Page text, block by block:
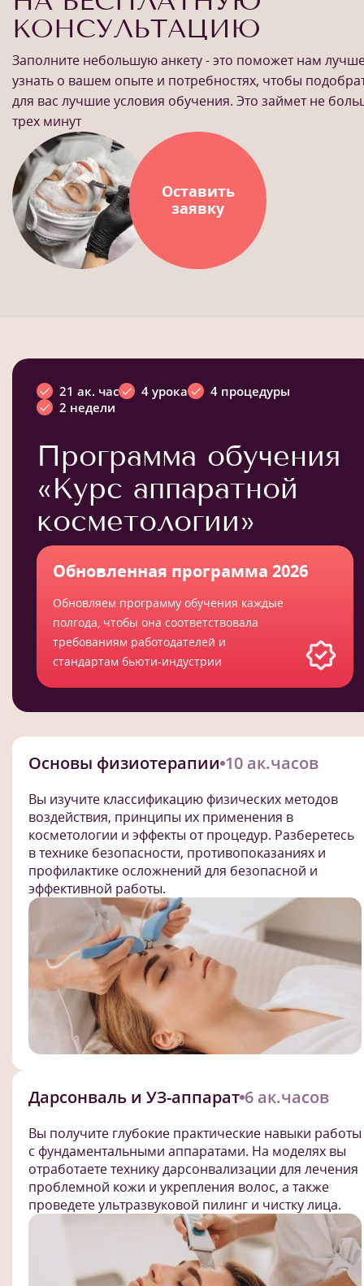
КОНСУЛЬТАЦИЮ
Заполните небольшую анкету - это поможет нам
узнать о вашем опыте и потребностях, чтобы
для вас лучшие условия обучения. Это займет не
трех минут
Оставить
заявку
21 ак. час 4 урока
4 процедуры
2 недели
Программа обучения
«Курс аппаратной
косметологии»
Обновленная программа 2026
Обновляем программу обучения каждые
полгода, чтобы она соответствовала
требованиям работодателей и
стандартам бьюти-индустрии
Основы физиотерапии 10 ак.часов
Вы изучите классификацию физических методов
воздействия, принципы их применения в
косметологии и эффекты от процедур. Разберетесь
в технике безопасности, противопоказаниях и
профилактике осложнений для безопасной и
эффективной работы.
Дарсонваль и УЗ-аппарат 6 ак.часов
Вы получите глубокие практические навыки работы
с фундаментальными аппаратами. На моделях вы
отработаете технику дарсонвализации для лечения
проблемной кожи и укрепления волос, а также
проведете ультразвуковой пилинг и чистку лица.